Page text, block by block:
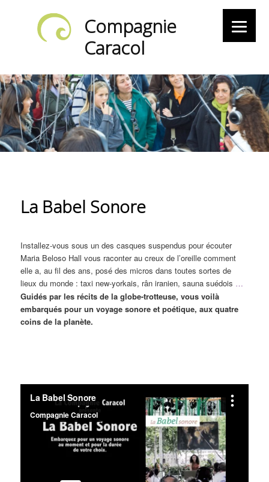
Compagnie
Caracol
La Babel Sonore
Installez-vous sous un des casques suspendus pour écouter
Maria Beloso Hall vous raconter au creux de l’oreille comment
elle a, au fil des ans, posé des micros dans toutes sortes de
lieux du monde : taxi new-yorkais, rân iranien, sauna suédois
Guidés par les récits de la globe-trotteuse,vous voilà
embarqués pour un voyage sonore et poétique, aux quatre
coins de la planète.